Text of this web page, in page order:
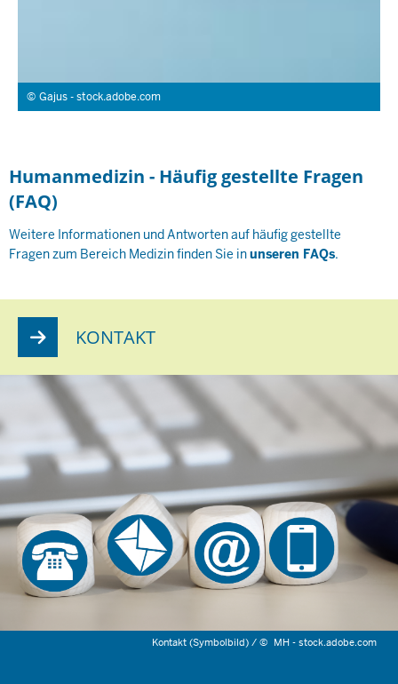
Gajus - stock.adobe.com
Humanmedizin - Häufig gestellte Fragen
(FAQ)
Weitere Informationen und Antworten auf häufig gestellte
Fragen zum Bereich Medizin finden Sie inunseren FAQs.
KONTAKT
Kontakt (Symbolbild) /© MH - stock.adobe.com